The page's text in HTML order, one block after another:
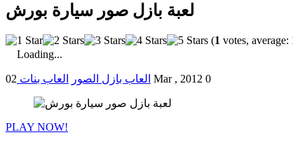
لعبة بازل صور سيارة بورش
(1 votes, average:
Loading...
العاب بازل الصور العاب بنات 02 Mar , 2012 0
PLAY NOW!